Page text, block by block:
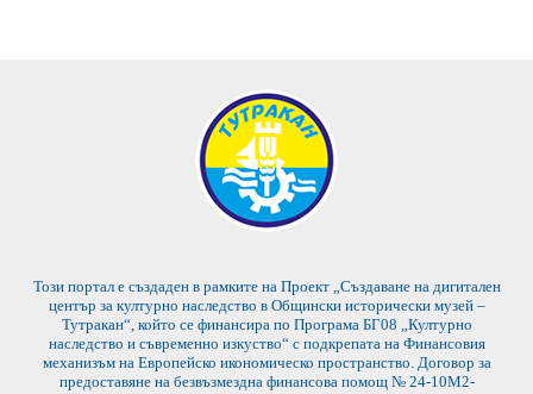
Този портал е създаден в рамките на Проект „Създаване на дигитален
център за културно наследство в Общински исторически музей –
Тутракан“, който се финансира по Програма БГ08 „Културно
наследство и съвременно изкуство“ с подкрепата на Финансовия
механизъм на Европейско икономическо пространство. Договор за
предоставяне на безвъзмездна финансова помощ № 24-10М2-